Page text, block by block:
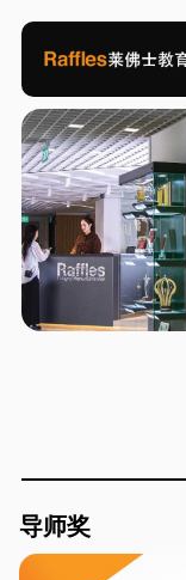
导师奖